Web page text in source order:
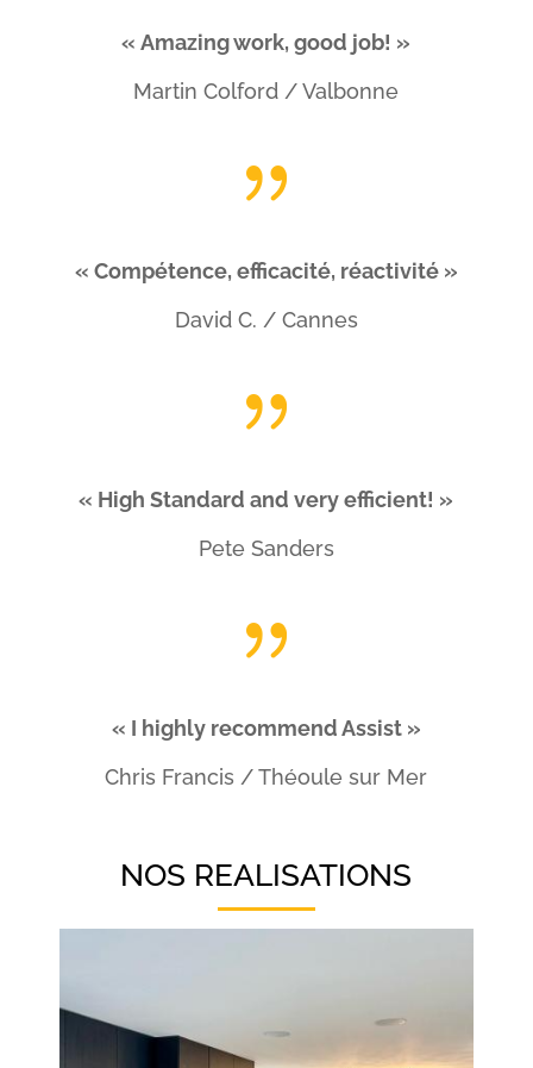
« Amazing work, good job! »
Martin Colford / Valbonne
{
« Compétence, efficacité, réactivité »
David C. / Cannes
{
« High Standard and very efficient! »
Pete Sanders
{
« I highly recommend Assist »
Chris Francis / Théoule sur Mer
NOS REALISATIONS